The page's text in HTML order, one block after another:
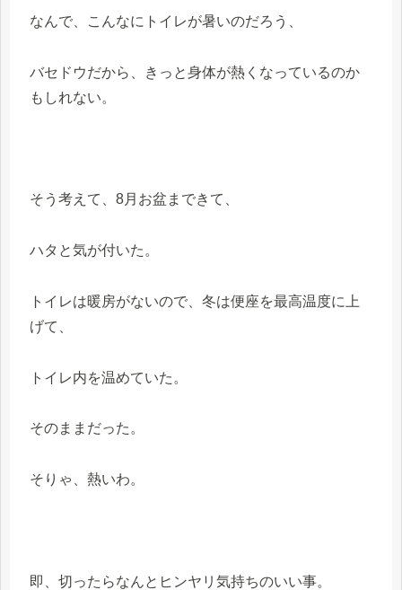
なんで、こんなにトイレが暑いのだろう、
バセドウだから、きっと身体が熱くなっているのか
もしれない。
そう考えて、8月お盆まできて、
ハタと気が付いた。
トイレは暖房がないので、冬は便座を最高温度に上
げて、
トイレ内を温めていた。
そのままだった。
そりゃ、熱いわ。
即、切ったらなんとヒンヤリ気持ちのいい事。